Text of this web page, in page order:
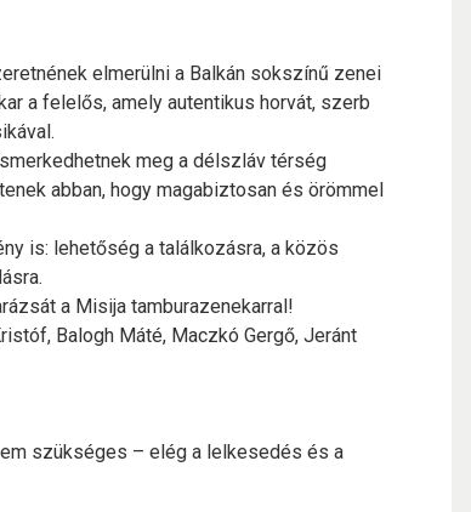
elmerülni a Balkán sokszínű zenei
a felelős, amely autentikus horvát, szerb
meg a délszláv térség
abban, hogy magabiztosan és örömmel
is: lehetőség a találkozásra, a közös
a Misija tamburazenekarral!
Balogh Máté, Maczkó Gergő, Jeránt
szükséges – elég a lelkesedés és a